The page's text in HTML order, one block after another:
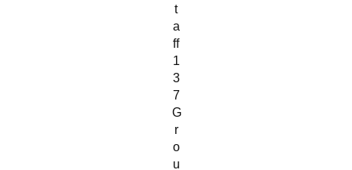
t
a
ff
1
3
7
G
r
o
u